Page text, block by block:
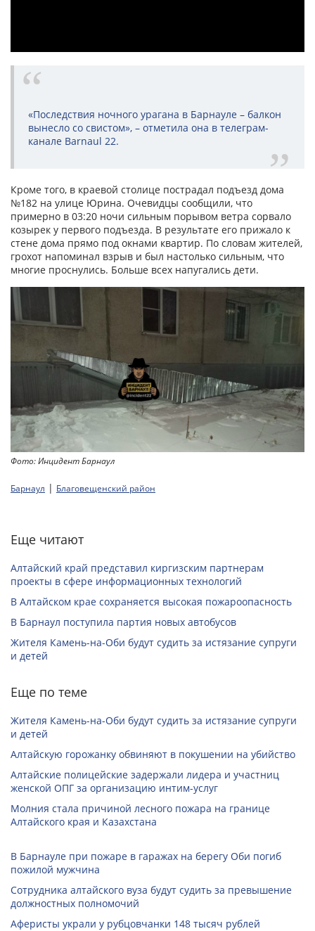
«Последствия ночного урагана в Барнауле – балкон
вынесло со свистом», – отметила она в телеграм-
канале Barnaul 22.
Кроме того, в краевой столице пострадал подъезд дома
№182 на улице Юрина. Очевидцы сообщили, что
примерно в 03:20 ночи сильным порывом ветра сорвало
козырек у первого подъезда. В результате его прижало к
стене дома прямо под окнами квартир. По словам жителей,
грохот напоминал взрыв и был настолько сильным, что
многие проснулись. Больше всех напугались дети.
Фото: Инцидент Барнаул
Барнаул | Благовещенский район
Еще читают
Алтайский край представил киргизским партнерам
проекты в сфере информационных технологий
В Алтайском крае сохраняется высокая пожароопасность
В Барнаул поступила партия новых автобусов
Жителя Камень-на-Оби будут судить за истязание супруги
и детей
Еще по теме
Жителя Камень-на-Оби будут судить за истязание супруги
и детей
Алтайскую горожанку обвиняют в покушении на убийство
Алтайские полицейские задержали лидера и участниц
женской ОПГ за организацию интим-услуг
Молния стала причиной лесного пожара на границе
Алтайского края и Казахстана
В Барнауле при пожаре в гаражах на берегу Оби погиб
пожилой мужчина
Сотрудника алтайского вуза будут судить за превышение
должностных полномочий
Аферисты украли у рубцовчанки 148 тысяч рублей